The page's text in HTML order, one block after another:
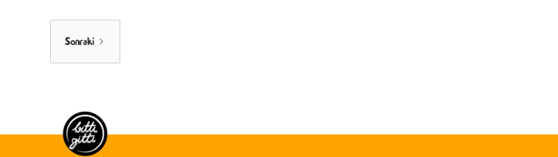
Sonraki